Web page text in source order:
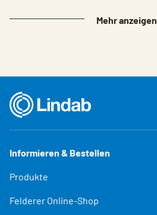
Mehr anzeigen
Informieren & Bestellen
Produkte
Felderer Online-Shop